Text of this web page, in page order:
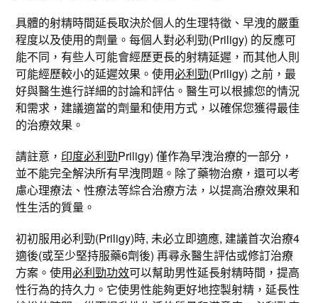
具體的射精時間延長取決於個人的生理特徵、早洩的嚴重
程度以及使用的劑量。每個人對必利勁(Priligy) 的反應可
能不同，有些人可能會經歷更長的射精延遲，而其他人則
可能經歷較小的延遲效果。使用必利勁(Priligy) 之前，最
好與醫生進行詳細的討論和評估。醫生可以根據您的情況
和需求，建議適當的劑量和使用方式，以確保您獲得最佳
的治療效果。
請註意， 印度必利勁Priligy) 僅作為早洩治療的一部分，
並不能完全解決所有早洩問題。除了藥物治療，還可以考
慮心理療法、性療法等綜合治療方法，以提高治療效果和
性生活的質量。
初初服用必利勁(Priligy)時, 未必立即適應, 建議首次治療4
適後(或至少堅持服藥6劑後) 再尋永醫生評估或修訂治療
方案。使用必利勁功效可以幫助男性延長射精時間，提高
性行為的持久力。它使男性能夠更好地控製射精，延長性